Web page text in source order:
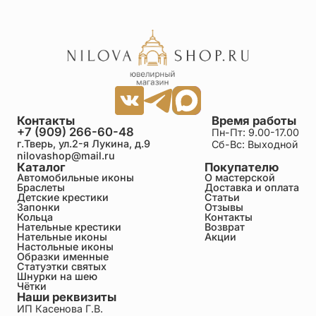
Каталог
Автомобильные иконы
Браслеты
Детские крестики
Запонки
Кольца
Нательные крестики
Нательные иконы
Настольные иконы
Образки именные
Статуэтки святых
Шнурки на шею
Чётки
Покупателю
О мастерской
Доставка и оплата
Статьи
Отзывы
Контакты
Возврат
Акции
Время работы
Пн-Пт: 9.00-17.00
Сб-Вс: Выходной
Контакты
+7 (909) 266-60-48
г.Тверь, ул.2-я Лукина, д.9
nilovashop@mail.ru
Наши реквизиты
ИП Касенова Г.В.